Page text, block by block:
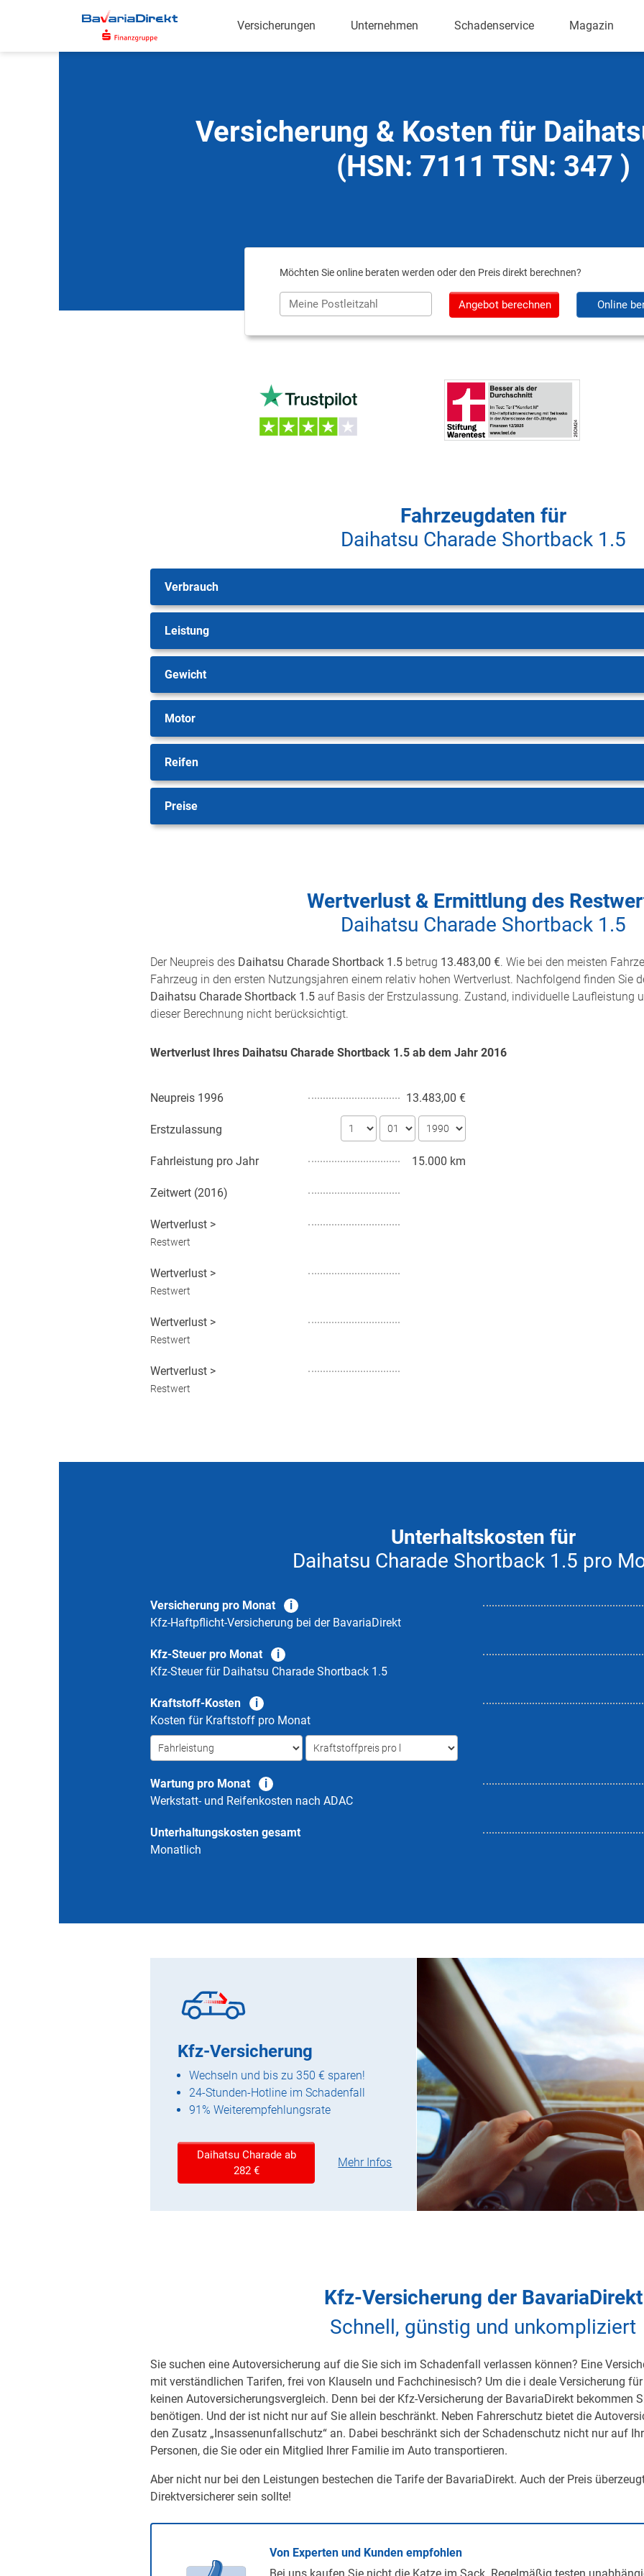
Versicherungen Unternehmen Schadenservice Magazin
Versicherung & Kosten für
(HSN: 7111 TSN: 347 )
Möchten Sie online beraten werden oder den Preis direkt berechnen?
Angebot berechnen Online
Fahrzeugdaten für
Daihatsu Charade Shortback 1.5
Verbrauch
Leistung
Gewicht
Motor
Reifen
Preise
Wertverlust & Ermittlung des
Daihatsu Charade Shortback 1.5
Der Neupreis des Daihatsu Charade Shortback 1.5 betrug 13.483,00 €. Wie bei den meisten
Fahrzeug in den ersten Nutzungsjahren einem relativ hohen Wertverlust. Nachfolgend finden Sie
Daihatsu Charade Shortback 1.5 auf Basis der Erstzulassung. Zustand, individuelle Laufleistung
dieser Berechnung nicht berücksichtigt.
Wertverlust Ihres Daihatsu Charade Shortback 1.5 ab dem Jahr 2016
Neupreis 1996 13.483,00 €
Erstzulassung
Fahrleistung pro Jahr 15.000 km
Zeitwert (2016)
Wertverlust >
Restwert
Wertverlust >
Restwert
Wertverlust >
Restwert
Wertverlust >
Restwert
Unterhaltskosten für
Daihatsu Charade Shortback 1.5 pro
Versicherung pro Monat
Kfz-Haftpflicht-Versicherung bei der BavariaDirekt
Kfz-Steuer pro Monat
Kfz-Steuer für Daihatsu Charade Shortback 1.5
Kraftstoff-Kosten
Kosten für Kraftstoff pro Monat
Wartung pro Monat
Werkstatt- und Reifenkosten nach ADAC
Unterhaltungskosten gesamt
Monatlich
Kfz-Versicherung
Wechseln und bis zu 350 € sparen!
24-Stunden-Hotline im Schadenfall
91% Weiterempfehlungsrate
Daihatsu Charade ab
282 €
Mehr Infos
Kfz-Versicherung der BavariaDirekt
Schnell, günstig und unkompliziert
Sie suchen eine Autoversicherung auf die Sie sich im Schadenfall verlassen können? Eine
mit verständlichen Tarifen, frei von Klauseln und Fachchinesisch? Um die i deale Versicherung
keinen Autoversicherungsvergleich. Denn bei der Kfz-Versicherung der BavariaDirekt bekommen
benötigen. Und der ist nicht nur auf Sie allein beschränkt. Neben Fahrerschutz bietet die
den Zusatz „Insassenunfallschutz“ an. Dabei beschränkt sich der Schadenschutz nicht nur auf
Personen, die Sie oder ein Mitglied Ihrer Familie im Auto transportieren.
Aber nicht nur bei den Leistungen bestechen die Tarife der BavariaDirekt. Auch der Preis
Direktversicherer sein sollte!
Von Experten und Kunden empfohlen